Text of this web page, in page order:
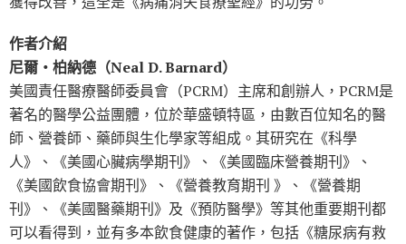
作者介紹
尼爾‧柏納德（Neal D. Barnard）
美國責任醫療醫師委員會（PCRM）主席和創辦人，PCRM是
著名的醫學公益團體，位於華盛頓特區，由數百位知名的醫
師、營養師、藥師與生化學家等組成。其研究在《科學
人》、《美國心臟病學期刊》、《美國臨床營養期刊》、
《美國飲食協會期刊》、《營養教育期刊 》、《營養期
刊》、《美國醫藥期刊》及《預防醫學》等其他重要期刊都
可以看得到，並有多本飲食健康的著作，包括《糖尿病有救